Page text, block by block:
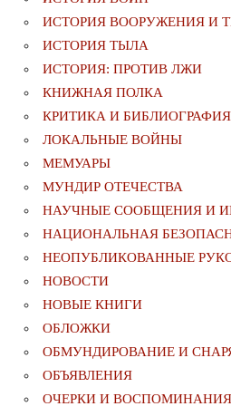
ИСТОРИЯ ВООРУЖЕНИЯ И
ИСТОРИЯ ТЫЛА
ИСТОРИЯ: ПРОТИВ ЛЖИ
КНИЖНАЯ ПОЛКА
КРИТИКА И БИБЛИОГРАФИЯ
ЛОКАЛЬНЫЕ ВОЙНЫ
МЕМУАРЫ
МУНДИР ОТЕЧЕСТВА
НАУЧНЫЕ СООБЩЕНИЯ И
НАЦИОНАЛЬНАЯ
НЕОПУБЛИКОВАННЫЕ
НОВОСТИ
НОВЫЕ КНИГИ
ОБЛОЖКИ
ОБМУНДИРОВАНИЕ И
ОБЪЯВЛЕНИЯ
ОЧЕРКИ И ВОСПОМИНАНИЯ